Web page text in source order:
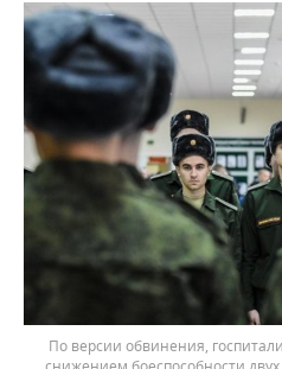
По версии обвинения,